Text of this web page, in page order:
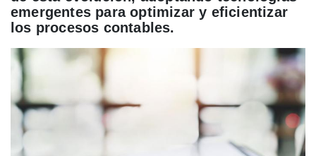
emergentes para optimizar y eficientizar
los procesos contables.